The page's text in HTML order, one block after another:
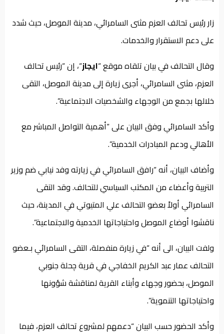
زار رئيس تحالف العزم مثنى السامرائي، مدينة الموصل، حيث شدد
على دعم الاستقرار والخدمات.
وقال التحالف في بيان تلقاه موقع “ايجاز“، إن “رئيس تحالف
العزم، مثنى السامرائي، أجرى زيارة إلى مدينة الموصل، التقى
خلالها بجمع من الوجهاء والشخصيات الاجتماعية”.
وأكد السامرائي وفق البيان على “أهمية التواصل المباشر مع
الأهالي ودعم المبادرات الخدمية”.
وأضاف البيان، أنه “رافق السامرائي في زيارته وفد نيابي ضم وزير
التربية وأعضاء من المكتب السياسي للتحالف. وقد التقى
السامرائي أولاً بعضو التحالف علي المتيوتي في المدينة، حيث
ناقشوا أوضاع الموصل واحتياجاتها الخدمية والاجتماعية”.
ولفت البيان، الى أنه “في زيارة منفصلة، التقى السامرائي بـعضو
التحالف عمار عبد الكريم الخفاجي في قرية چحلة جنوبي
الموصل، بحضور وجهاء وأبناء القرية لمناقشة شؤونها
واحتياجاتها التنموية”.
وأكد الحضور حسب البيان “دعمهم لمشروع تحالف العزم، فيما